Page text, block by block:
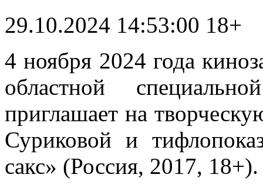
29.10.2024 14:53:00 18+
4 ноября 2024 года
областной
приглашает на
Суриковой и
сакс» (Россия, 2017, 18+).